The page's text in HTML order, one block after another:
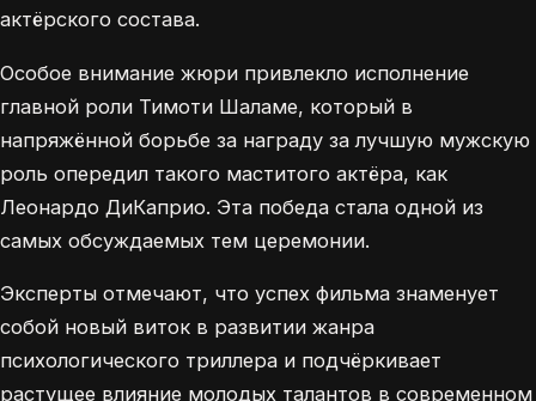
актёрского состава.
Особое внимание жюри привлекло исполнение
главной роли Тимоти Шаламе, который в
напряжённой борьбе за награду за лучшую мужскую
роль опередил такого маститого актёра, как
Леонардо ДиКаприо. Эта победа стала одной из
самых обсуждаемых тем церемонии.
Эксперты отмечают, что успех фильма знаменует
собой новый виток в развитии жанра
психологического триллера и подчёркивает
растущее влияние молодых талантов в современном